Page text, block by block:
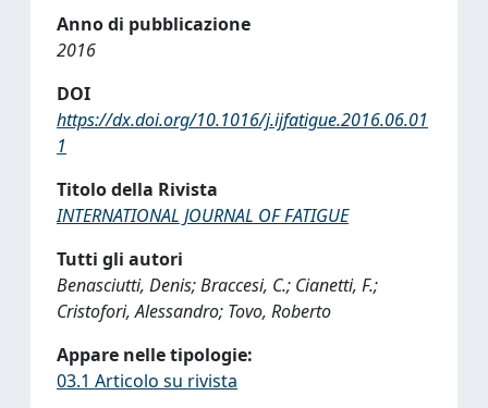
Anno di pubblicazione
2016
DOI
https://dx.doi.org/10.1016/j.ijfatigue.2016.06.01
1
Titolo della Rivista
INTERNATIONAL JOURNAL OF FATIGUE
Tutti gli autori
Benasciutti, Denis; Braccesi, C.; Cianetti, F.;
Cristofori, Alessandro; Tovo, Roberto
Appare nelle tipologie:
03.1 Articolo su rivista